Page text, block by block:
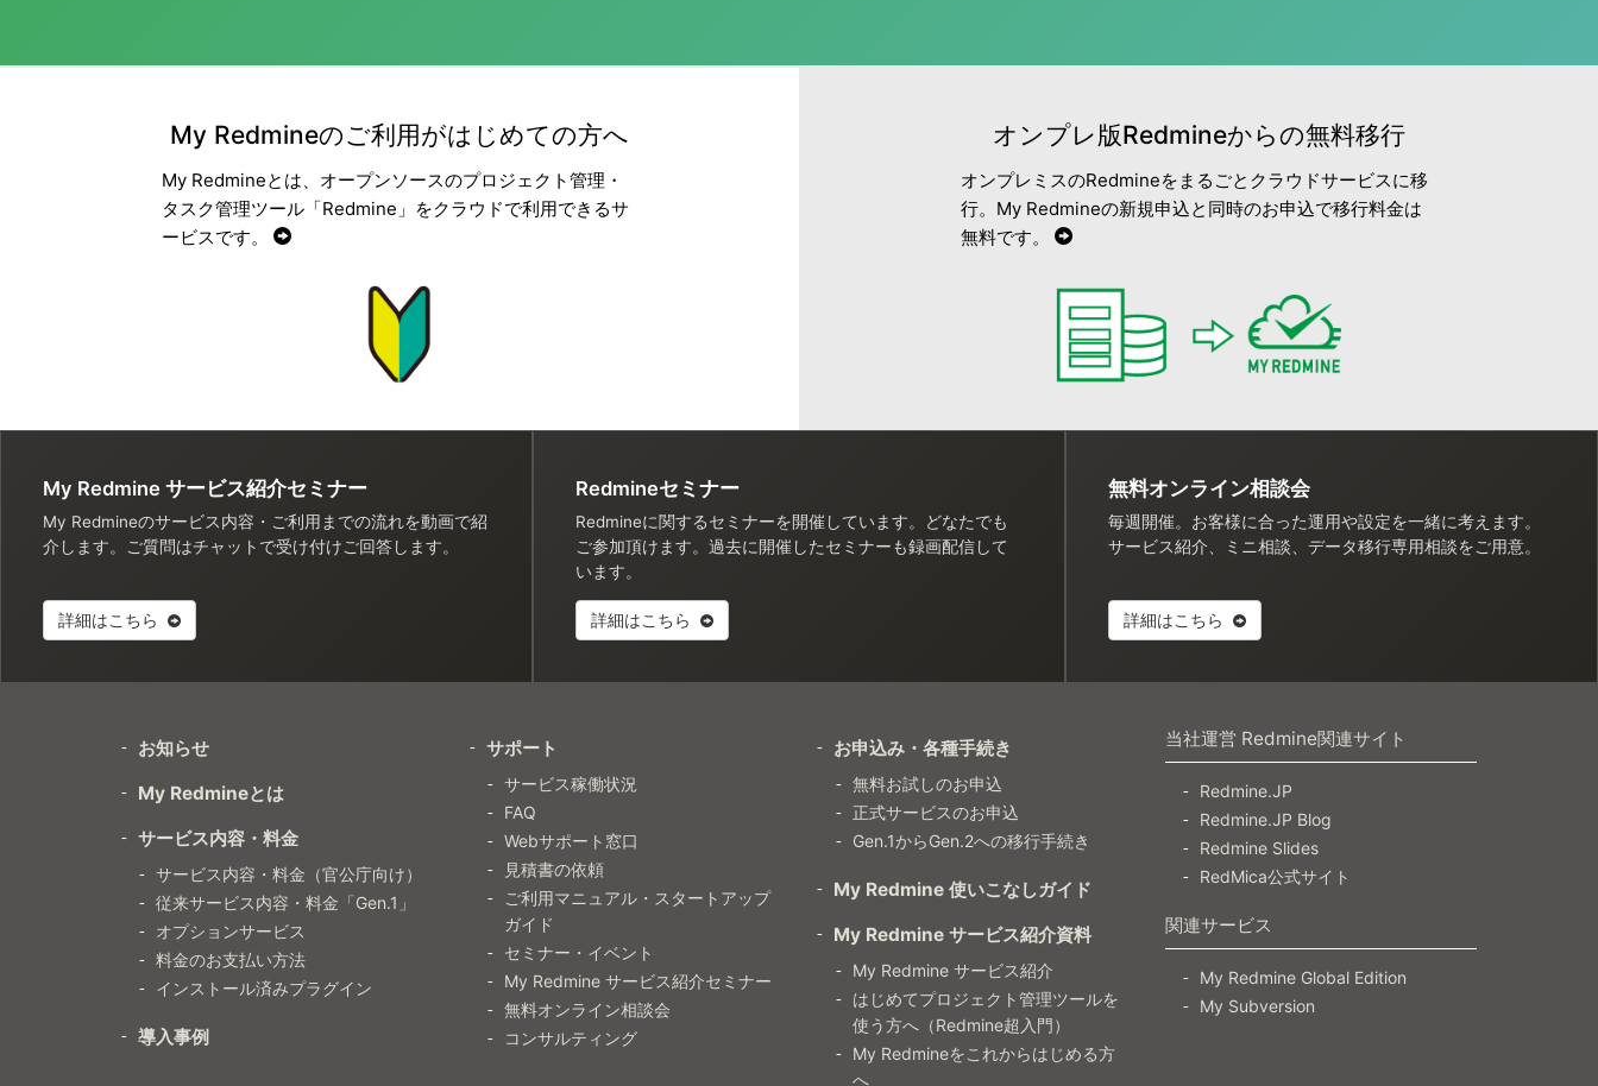
My Redmineのご利用がはじめての方へ
My Redmineとは、オープンソースのプロジェクト管理・
タスク管理ツール「Redmine」をクラウドで利用できるサ
ービスです。
オンプレ版Redmineからの無料移行
オンプレミスのRedmineをまるごとクラウドサービスに移
行。My Redmineの新規申込と同時のお申込で移行料金は
無料です。
My Redmine サービス紹介セミナー
My Redmineのサービス内容・ご利用までの流れを動画で紹
介します。ご質問はチャットで受け付けご回答します。
詳細はこちら
Redmineセミナー
Redmineに関するセミナーを開催しています。どなたでも
ご参加頂けます。過去に開催したセミナーも録画配信して
います。
詳細はこちら
無料オンライン相談会
毎週開催。お客様に合った運用や設定を一緒に考えます。
サービス紹介、ミニ相談、データ移行専用相談をご用意。
詳細はこちら
お知らせ
My Redmineとは
サービス内容・料金
サービス内容・料金（官公庁向け）
従来サービス内容・料金「Gen.1」
オプションサービス
料金のお支払い方法
インストール済みプラグイン
導入事例
サポート
サービス稼働状況
FAQ
Webサポート窓口
見積書の依頼
ご利用マニュアル・スタートアップ
ガイド
セミナー・イベント
My Redmine サービス紹介セミナー
無料オンライン相談会
コンサルティング
お申込み・各種手続き
無料お試しのお申込
正式サービスのお申込
Gen.1からGen.2への移行手続き
My Redmine 使いこなしガイド
My Redmine サービス紹介資料
My Redmine サービス紹介
はじめてプロジェクト管理ツールを
使う方へ（Redmine超入門）
My Redmineをこれからはじめる方
へ
当社運営 Redmine関連サイト
Redmine.JP
Redmine.JP Blog
Redmine Slides
RedMica公式サイト
関連サービス
My Redmine Global Edition
My Subversion